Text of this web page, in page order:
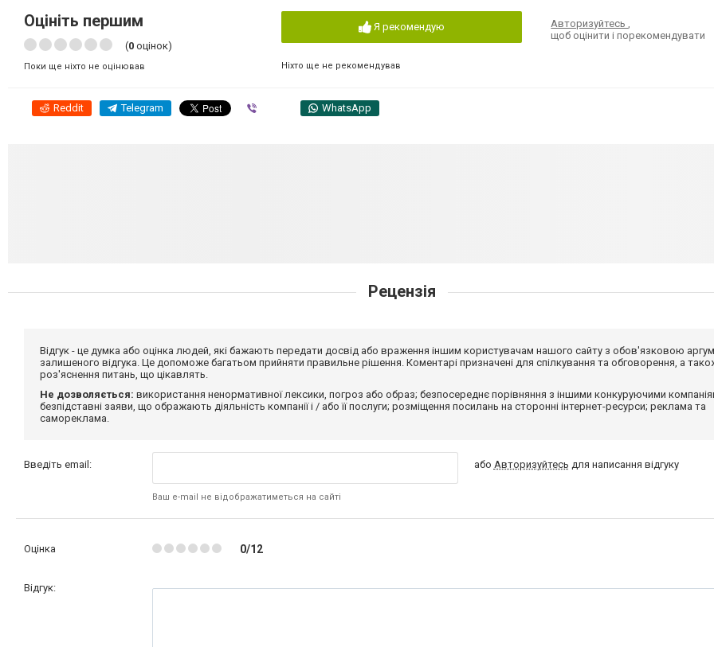
Оцініть першим
(0 оцінок)
Поки ще ніхто не оцінював
Я рекомендую
Ніхто ще не рекомендував
Авторизуйтесь
щоб оцінити і порекомендувати
Reddit Telegram WhatsApp
Рецензія
Відгук - це думка або оцінка людей, які бажають передати досвід або враження іншим користувачам нашого сайту з обов'язковою
залишеного відгука. Це допоможе багатьом прийняти правильне рішення. Коментарі призначені для спілкування та обговорення, а
роз'яснення питань, що цікавлять.
Не дозволяється: використання ненормативної лексики, погроз або образ; безпосереднє порівняння з іншими конкуруючими
безпідставні заяви, що ображають діяльність компанії і / або її послуги; розміщення посилань на сторонні інтернет-ресурси; реклама та
самореклама.
Введіть email:
Ваш e-mail не відображатиметься на сайті
або Авторизуйтесь для написання відгуку
Оцінка 0/12
Відгук: